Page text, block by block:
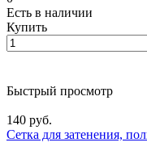
Есть в наличии
Купить
Быстрый просмотр
140 руб.
Сетка для затенения,